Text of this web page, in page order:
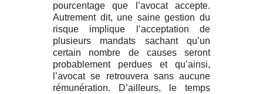
pourcentage que l’avocat accepte.
Autrement dit, une saine gestion du
risque implique l’acceptation de
plusieurs mandats sachant qu’un
certain nombre de causes seront
probablement perdues et qu’ainsi,
l’avocat se retrouvera sans aucune
rémunération. D’ailleurs, le temps